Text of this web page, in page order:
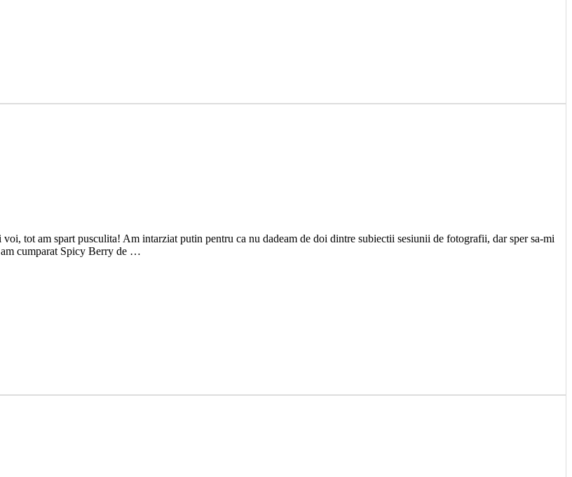
tot am spart pusculita! Am intarziat putin pentru ca nu dadeam de doi dintre subiectii sesiunii de fotografii, dar sper sa-mi
am cumparat Spicy Berry de …